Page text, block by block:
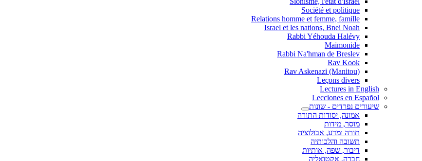
Société et politique
Relations homme et femme, famille
Israel et les nations, Bnei Noah
Rabbi Yéhouda Halévy
Maimonide
Rabbi Na'hman de Breslev
Rav Kook
(Rav Askenazi (Manitou
Leçons divers
Lectures in English
Lecciones en Español
שיעורים נפרדים - שונות
אמונה, יסודות התורה
מוסר, מידות
תורה ומדע, אבולוציה
תשובה והלכותיה
דיבור, שפה, אותיות
חברה, אקטואליה